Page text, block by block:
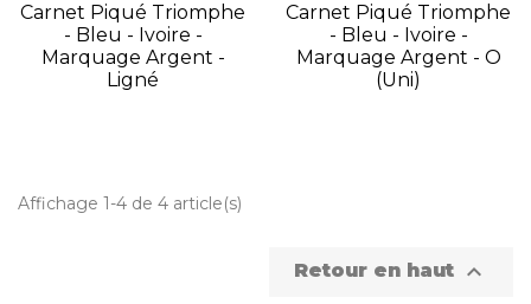
Carnet Piqué Triomphe
- Bleu - Ivoire -
Marquage Argent -
Ligné
Carnet Piqué Triomphe
- Bleu - Ivoire -
Marquage Argent - O
(uni)
Affichage 1-4 de 4 article(s)
Retour en haut 